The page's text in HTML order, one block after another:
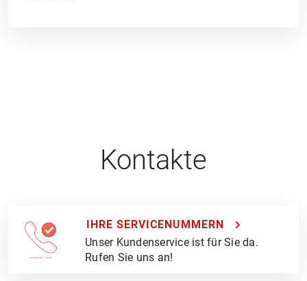
Kontakte
IHRE SERVICENUMMERN
Unser Kundenservice ist für Sie da.
Rufen Sie uns an!